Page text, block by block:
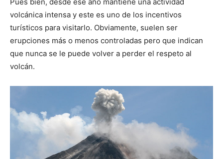
volcánica intensa y este es uno de los incentivos
turísticos para visitarlo. Obviamente, suelen ser
erupciones más o menos controladas pero que indican
que nunca se le puede volver a perder el respeto al
volcán.